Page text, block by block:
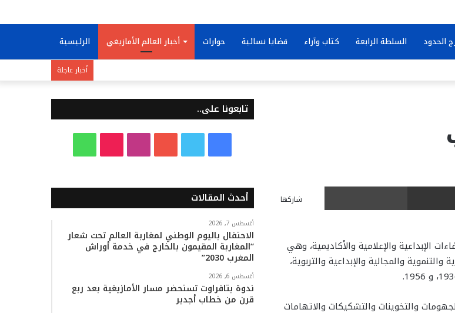
الرئيسية أخبار العالم الأمازيغي حوارات قضايا نسائية كتاب وآراء السلطة الرابعة الحدود
أخبار عاجلة
شاركها
مشاركة عبر البريد
الإبداعية والإعلامية والأكاديمية، وهي
والمجالية والإبداعية والتربوية،
والتخوينات والتشكيكات والاتهامات
تابعونا على..
س
ب
و
ك
ي
ر
ت
و
س
ق
ا
k
o
ت
ا
أحدث المقالات
أغسطس 7, 2026
الاحتفال باليوم الوطني لمغاربة العالم تحت شعار
“المغاربة المقيمون بالخارج في خدمة أوراش
المغرب 2030”
أغسطس 6, 2026
ندوة بتافراوت تستحضر مسار الأمازيغية بعد ربع
قرن من خطاب أجدير